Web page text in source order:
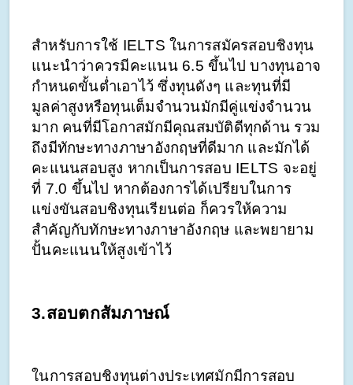
สำหรับการใช้ IELTS ในการสมัครสอบชิงทุน
แนะนำว่าควรมีคะแนน 6.5 ขึ้นไป บางทุนอาจ
กำหนดขั้นต่ำเอาไว้ ซึ่งทุนดังๆ และทุนที่มี
มูลค่าสูงหรือทุนเต็มจำนวนมักมีคู่แข่งจำนวน
มาก คนที่มีโอกาสมักมีคุณสมบัติดีทุกด้าน รวม
ถึงมีทักษะทางภาษาอังกฤษที่ดีมาก และมักได้
คะแนนสอบสูง หากเป็นการสอบ IELTS จะอยู่
ที่ 7.0 ขึ้นไป หากต้องการได้เปรียบในการ
แข่งขันสอบชิงทุนเรียนต่อ ก็ควรให้ความ
สำคัญกับทักษะทางภาษาอังกฤษ และพยายาม
ปั้นคะแนนให้สูงเข้าไว้
3.สอบตกสัมภาษณ์
ในการสอบชิงทุนต่างประเทศมักมีการสอบ